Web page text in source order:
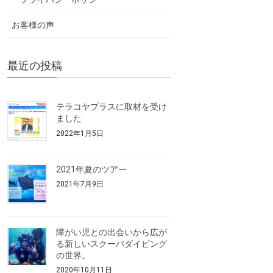
お客様の声
最近の投稿
テラコヤプラスに取材を受け
ました
2022年1月5日
2021年夏のツアー
2021年7月9日
障がい児との出会いから広が
る新しいスクーバダイビング
の世界。
2020年10月11日